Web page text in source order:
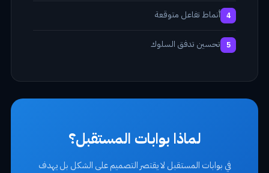
4 أنماط تفاعل متوقعة
5 تحسين تدفق السلوك
لماذا بوابات المستقبل؟
في بوابات المستقبل لا يقتصر التصميم على الشكل بل يهدف